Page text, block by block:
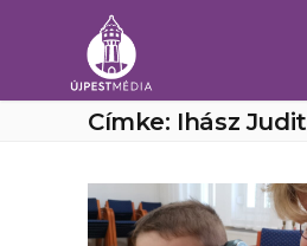
Címke: Ihász Judit